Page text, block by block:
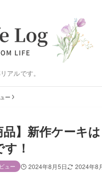
アルです。
ー
品】新作ケーキ
！
ュー 2024年8月5日 2024年8